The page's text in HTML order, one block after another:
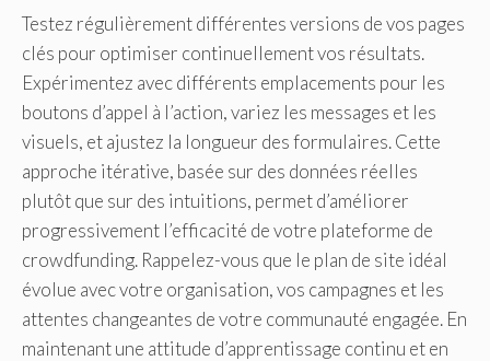
Testez régulièrement différentes versions de vos pages
clés pour optimiser continuellement vos résultats.
Expérimentez avec différents emplacements pour les
boutons d’appel à l’action, variez les messages et les
visuels, et ajustez la longueur des formulaires. Cette
approche itérative, basée sur des données réelles
plutôt que sur des intuitions, permet d’améliorer
progressivement l’efficacité de votre plateforme de
crowdfunding. Rappelez-vous que le plan de site idéal
évolue avec votre organisation, vos campagnes et les
attentes changeantes de votre communauté engagée. En
maintenant une attitude d’apprentissage continu et en